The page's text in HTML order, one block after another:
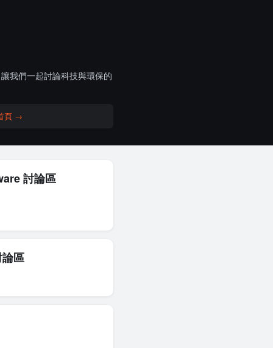
我們一起討論科技與環保的
頁 →
討論區
區